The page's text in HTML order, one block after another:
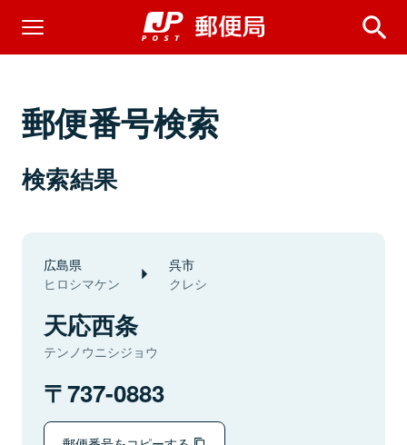
郵便番号検索
検索結果
広島県
ヒロシマケン
呉市
クレシ
天応西条
テンノウニシジョウ
737-0883